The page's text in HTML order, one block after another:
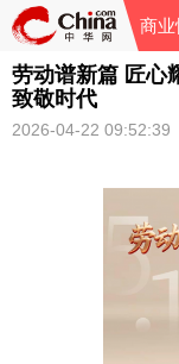
商
劳动谱新篇 匠
致敬时代
2026-04-22 09:52:39